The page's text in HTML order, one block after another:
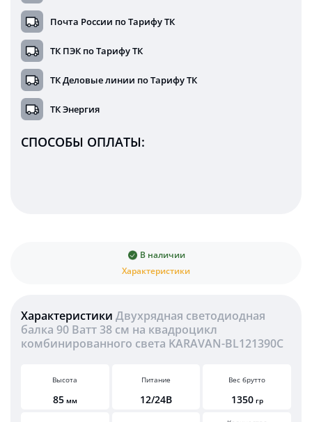
Почта России по Тарифу ТК
ТК ПЭК по Тарифу ТК
ТК Деловые линии по Тарифу ТК
ТК Энергия
СПОСОБЫ ОПЛАТЫ:
Характеристики
В наличии
Характеристики Двухрядная светодиодная
балка 90 Ватт 38 см на квадроцикл
комбинированного света KARAVAN-BL121390C
Высота
85 мм
Питание
12/24В
Вес брутто
1350 гр